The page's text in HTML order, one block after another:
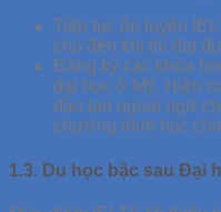
Tiếp tục ôn luyện
cho đến khi thi đạt
Đăng ký các khóa
đại học ở Mỹ. Hiện
đào tạo ngoại ngữ
chương trình học
1.3. Du học bậc sau Đại